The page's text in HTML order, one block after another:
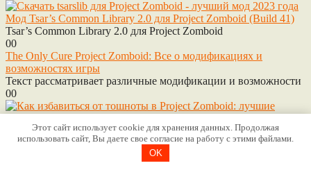
Мод Tsar’s Common Library 2.0 для Project Zomboid (Build 41)
Tsar’s Common Library 2.0 для Project Zomboid
00
The Only Cure Project Zomboid: Все о модификациях и
возможностях игры
Текст рассматривает различные модификации и возможности
00
Тошнота в игре Project Zomboid: как избавиться и вылечиться
Текст рассказывает о том, как проявляется тошнота в
Этот сайт использует cookie для хранения данных. Продолжая
использовать сайт, Вы даете свое согласие на работу с этими файлами.
OK